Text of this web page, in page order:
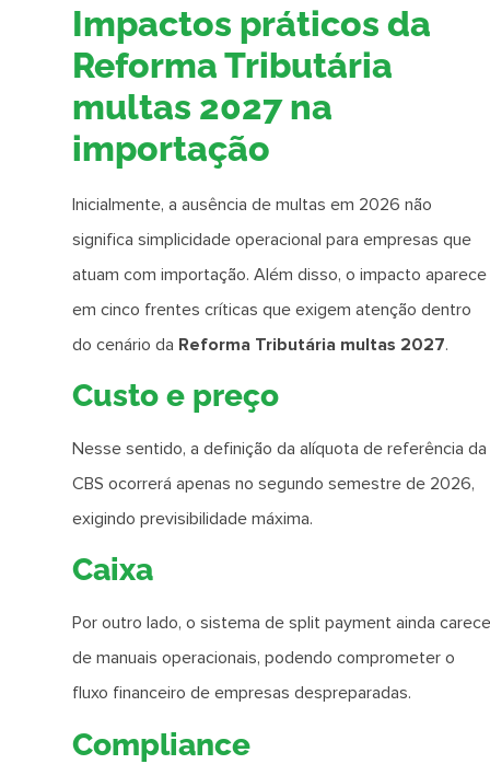
Impactos práticos da
Reforma Tributária
multas 2027 na
importação
Inicialmente, a ausência de multas em 2026 não
significa simplicidade operacional para empresas que
atuam com importação. Além disso, o impacto aparece
em cinco frentes críticas que exigem atenção dentro
do cenário da Reforma Tributária multas 2027.
Custo e preço
Nesse sentido, a definição da alíquota de referência da
CBS ocorrerá apenas no segundo semestre de 2026,
exigindo previsibilidade máxima.
Caixa
Por outro lado, o sistema de split payment ainda carece
de manuais operacionais, podendo comprometer o
fluxo financeiro de empresas despreparadas.
Compliance